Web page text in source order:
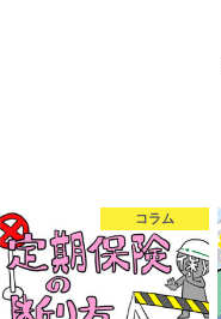
コラム